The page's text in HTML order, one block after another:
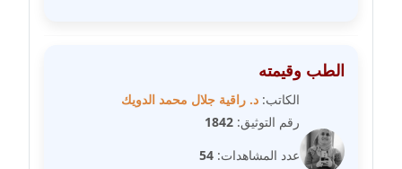
عاملة
مدونة غازي جابر
الطب وقيمته
الكاتب: د. راقية جلال محمد الدويك
رقم التوثيق: 1842
عدد المشاهدات: 54